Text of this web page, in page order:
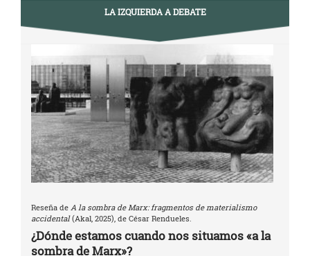
LA IZQUIERDA A DEBATE
Reseña de A la sombra de Marx: fragmentos de materialismo
accidental(Akal, 2025), de César Rendueles.
¿Dónde estamos cuando nos situamos «a la
sombra de Marx»?